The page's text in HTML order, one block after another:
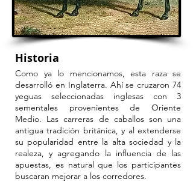
Historia
Como ya lo mencionamos, esta raza se
desarrolló en Inglaterra. Ahí se cruzaron 74
yeguas seleccionadas inglesas con 3
sementales provenientes de Oriente
Medio. Las carreras de caballos son una
antigua tradición británica, y al extenderse
su popularidad entre la alta sociedad y la
realeza, y agregando la influencia de las
apuestas, es natural que los participantes
buscaran mejorar a los corredores.